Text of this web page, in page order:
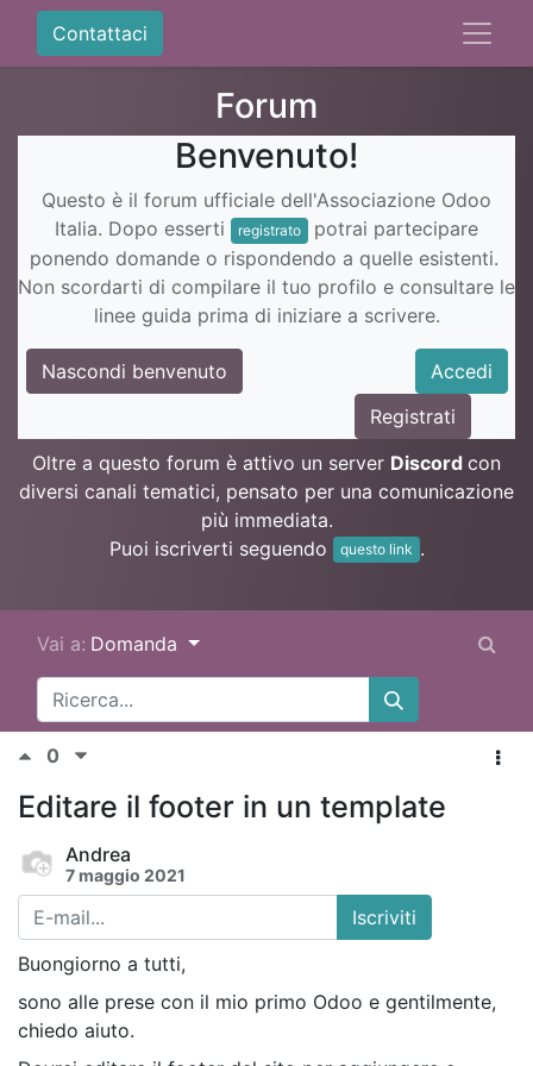
Contattaci
Forum
Benvenuto!
Questo è il forum ufficiale dell'Associazione Odoo
Italia. Dopo esserti
registrato
potrai partecipare
ponendo domande o rispondendo a quelle esistenti.
Non scordarti di compilare il tuo profilo e consultare le
linee guida prima di iniziare a scrivere.
Nascondi benvenuto
Accedi
Registrati
Oltre a questo forum è attivo un server Discord con
diversi canali tematici, pensato per una comunicazione
più immediata.
Puoi iscriverti seguendo
questo link .
Vai a: Domanda
0
Editare il footer in un template
Andrea
7 maggio 2021
Iscriviti
Buongiorno a tutti,
sono alle prese con il mio primo Odoo e gentilmente,
chiedo aiuto.